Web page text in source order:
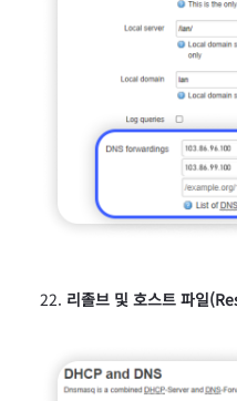
리졸브 및 호스트 파일